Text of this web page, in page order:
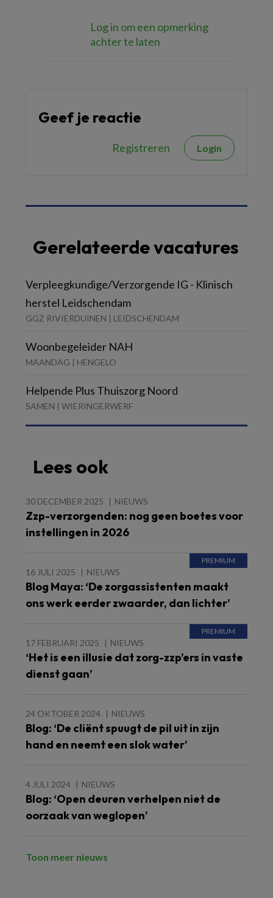
Log in om een opmerking
achter te laten
Geef je reactie
Registreren Login
Gerelateerde vacatures
Verpleegkundige/Verzorgende IG - Klinisch
herstel Leidschendam
GGZ RIVIERDUINEN | LEIDSCHENDAM
Woonbegeleider NAH
MAANDAG | HENGELO
Helpende Plus Thuiszorg Noord
SAMEN | WIERINGERWERF
Lees ook
30 DECEMBER 2025 NIEUWS
Zzp-verzorgenden: nog geen boetes voor
instellingen in 2026
16 JULI 2025 NIEUWS
Blog Maya: ‘De zorgassistenten maakt
ons werk eerder zwaarder, dan lichter’
17 FEBRUARI 2025 NIEUWS
‘Het is een illusie dat zorg-zzp’ers in vaste
dienst gaan’
24 OKTOBER 2024 NIEUWS
Blog: ‘De cliënt spuugt de pil uit in zijn
hand en neemt een slok water’
4 JULI 2024 NIEUWS
Blog: ‘Open deuren verhelpen niet de
oorzaak van weglopen’
Toon meer nieuws